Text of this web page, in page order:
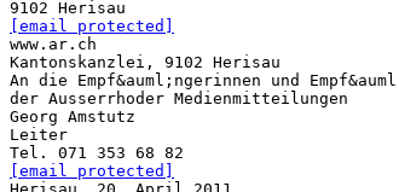
[email protected]
www.ar.ch
Kantonskanzlei, 9102 Herisau
An die Empf&auml;ngerinnen und
der Ausserrhoder Medienmitteilungen
Georg Amstutz
Leiter
[email protected]